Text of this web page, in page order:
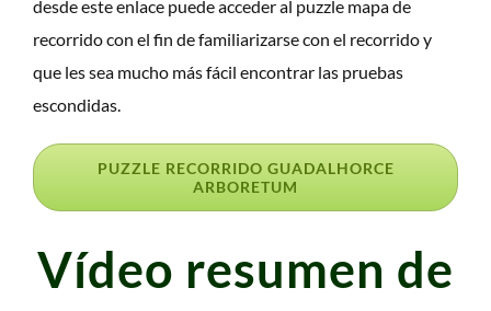
desde este enlace puede acceder al puzzle mapa de
recorrido con el fin de familiarizarse con el recorrido y
que les sea mucho más fácil encontrar las pruebas
escondidas.
PUZZLE RECORRIDO GUADALHORCE
ARBORETUM
Vídeo resumen de